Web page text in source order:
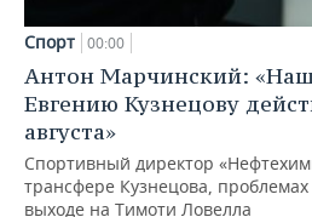
Спорт 00:00
Антон Марчинский:
Евгению Кузнецову
августа»
Спортивный директор
трансфере Кузнецова,
выходе на Тимоти Ловелла